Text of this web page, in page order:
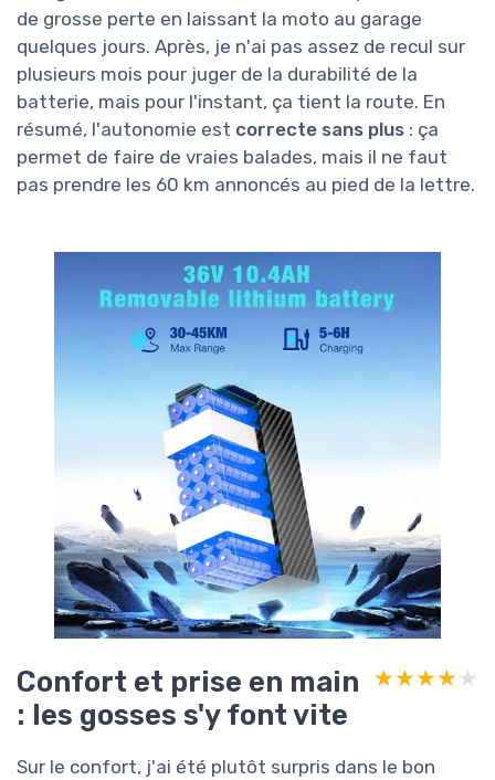
de grosse perte en laissant la moto au garage
quelques jours. Après, je n'ai pas assez de recul sur
plusieurs mois pour juger de la durabilité de la
batterie, mais pour l'instant, ça tient la route. En
résumé, l'autonomie est correcte sans plus : ça
permet de faire de vraies balades, mais il ne faut
pas prendre les 60 km annoncés au pied de la lettre.
Confort et prise en main
: les gosses s'y font vite
★★★★★
★★★★★
Sur le confort, j'ai été plutôt surpris dans le bon